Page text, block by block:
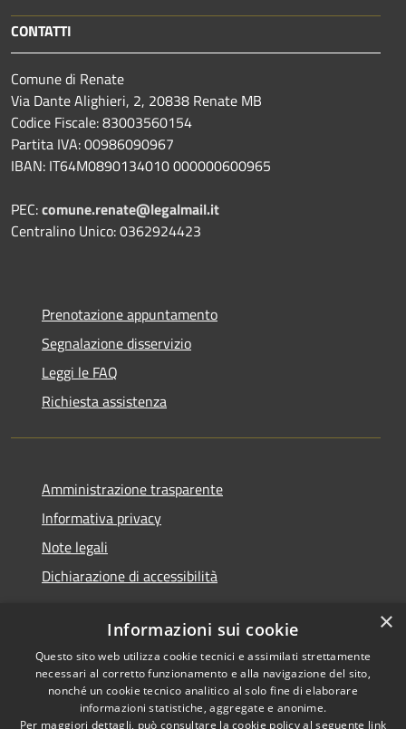
CONTATTI
Comune di Renate
Via Dante Alighieri, 2, 20838 Renate MB
Codice Fiscale: 83003560154
Partita IVA: 00986090967
IBAN: IT64M0890134010 000000600965
PEC:comune.renate@legalmail.it
Centralino Unico: 0362924423
Prenotazione appuntamento
Segnalazione disservizio
Leggi le FAQ
Richiesta assistenza
Amministrazione trasparente
Informativa privacy
Note legali
Dichiarazione di accessibilità
RSS
Accessibilità
Copyright © 2026 • Comune di
Renate • Powered by
Municipium•Accesso
×
Informazioni sui cookie
Questo sito web utilizza cookie tecnici e assimilati strettamente
necessari al corretto funzionamento e alla navigazione del sito,
nonché un cookie tecnico analitico al solo fine di elaborare
informazioni statistiche, aggregate e anonime.
Per maggiori dettagli, può consultare la cookie policy al seguente link